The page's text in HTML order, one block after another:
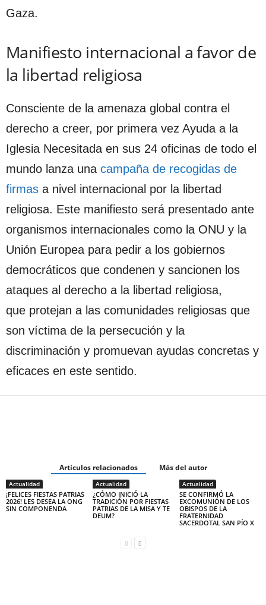
Gaza.
Manifiesto internacional a favor de
la libertad religiosa
Consciente de la amenaza global contra el
derecho a creer, por primera vez Ayuda a la
Iglesia Necesitada en sus 24 oficinas de todo el
mundo lanza una campaña de recogidas de
firmas a nivel internacional por la libertad
religiosa. Este manifiesto será presentado ante
organismos internacionales como la ONU y la
Unión Europea para pedir a los gobiernos
democráticos que condenen y sancionen los
ataques al derecho a la libertad religiosa,
que protejan a las comunidades religiosas que
son víctima de la persecución y la
discriminación y promuevan ayudas concretas y
eficaces en este sentido.
Artículos relacionados Más del autor
Actualidad
¡FELICES FIESTAS PATRIAS
2026! LES DESEA LA ONG
SIN COMPONENDA
Actualidad
¿CÓMO INICIÓ LA
TRADICIÓN POR FIESTAS
PATRIAS DE LA MISA Y TE
DEUM?
Actualidad
SE CONFIRMÓ LA
EXCOMUNIÓN DE LOS
OBISPOS DE LA
FRATERNIDAD
SACERDOTAL SAN PÍO X